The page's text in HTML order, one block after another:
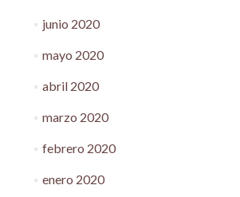
junio 2020
mayo 2020
abril 2020
marzo 2020
febrero 2020
enero 2020